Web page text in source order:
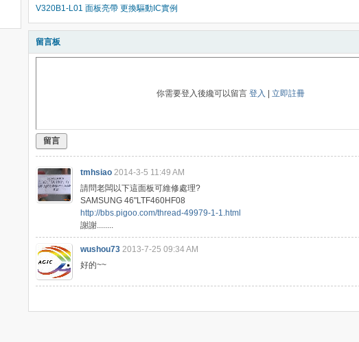
V320B1-L01 面板亮帶 更換驅動IC實例
留言板
你需要登入後纔可以留言 登入 立即註冊
留言
tmhsiao 2014-3-5 11:49 AM
請問老闆以下這面板可維修處理?
SAMSUNG 46"LTF460HF08
http://bbs.pigoo.com/thread-49979-1-1.html
謝謝........
wushou73 2013-7-25 09:34 AM
好的~~